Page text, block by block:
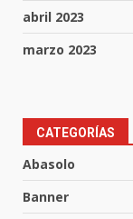
abril 2023
marzo 2023
CATEGORÍAS
Abasolo
Banner
3